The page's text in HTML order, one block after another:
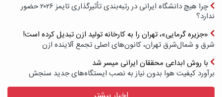
چرا هیچ دانشگاه ایرانی در رتبه‌بندی تأثیرگذاری تایمز ۲۰۲۶ حضور
ندارد؟
«جزیره گرمایی»، تهران را به کارخانه تولید ازن تبدیل کرده است!
شرق و شمال‌شرق تهران، کانون‌های اصلی تجمع آلاینده ازن
با روش ابداعی محققان ایرانی میسر شد
برآورد کیفیت هوا بدون نیاز به نصب ایستگاه‌های جدید سنجش